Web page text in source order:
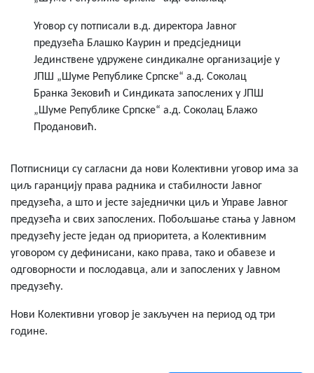
Уговор су потписали в.д. директора Јавног
предузећа Блашко Каурин и предсједници
Јединствене удружене синдикалне организације у
ЈПШ „Шуме Републике Српске“ а.д. Соколац
Бранка Зековић и Синдиката запослених у ЈПШ
„Шуме Републике Српске“ а.д. Соколац Блажо
Продановић.
Потписници су сагласни да нови Колективни уговор има за
циљ гаранцију права радника и стабилности Јавног
предузећа, а што и јесте заједнички циљ и Управе Јавног
предузећа и свих запослених. Побољшање стања у Јавном
предузећу јесте један од приоритета, а Колективним
уговором су дефинисани, како права, тако и обавезе и
одговорности и послодавца, али и запослених у Јавном
предузећу.
Нови Колективни уговор је закључен на период од три
године.